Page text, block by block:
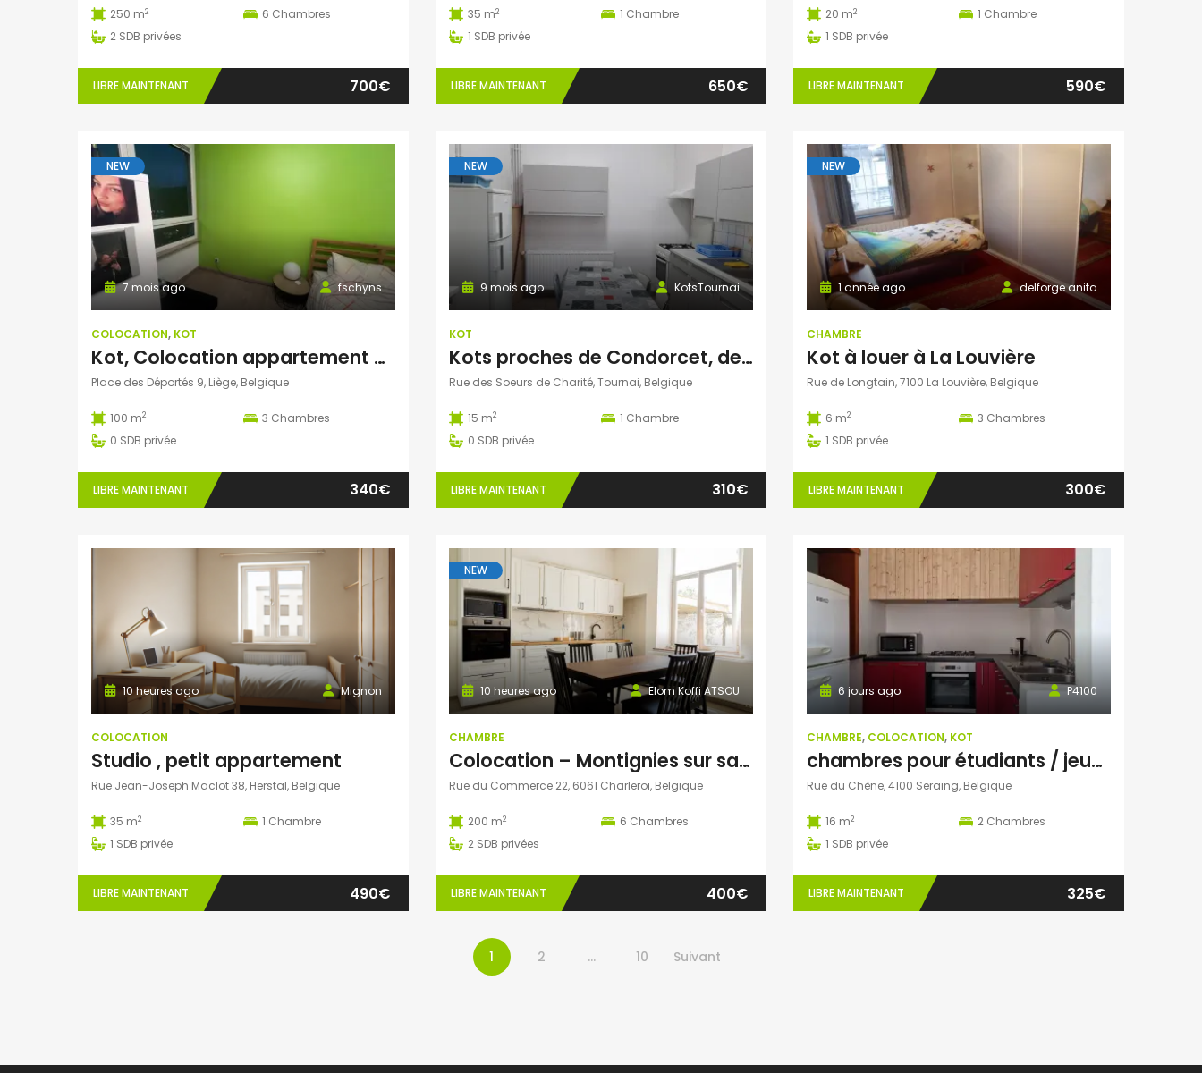
250 m2 6 Chambres
2 SDB privées
LIBRE MAINTENANT 700€
35 m2 1 Chambre
1 SDB privée
LIBRE MAINTENANT 650€
20 m2 1 Chambre
1 SDB privée
LIBRE MAINTENANT 590€
NEW
fschyns
7 mois ago
COLOCATION, KOT
Kot, Colocation appartement 3 chambres
Place des Déportés 9, Liège, Belgique
100 m2 3 Chambres
0 SDB privée
LIBRE MAINTENANT 340€
NEW
KotsTournai
9 mois ago
KOT
Kots proches de Condorcet, de l école d architecture et de la gare.
Rue des Soeurs de Charité, Tournai, Belgique
15 m2 1 Chambre
0 SDB privée
LIBRE MAINTENANT 310€
NEW
delforge anita
1 année ago
CHAMBRE
Kot à louer à La Louvière
Rue de Longtain, 7100 La Louvière, Belgique
6 m2 3 Chambres
1 SDB privée
LIBRE MAINTENANT 300€
Mignon
10 heures ago
COLOCATION
Studio , petit appartement
Rue Jean-Joseph Maclot 38, Herstal, Belgique
35 m2 1 Chambre
1 SDB privée
LIBRE MAINTENANT 490€
NEW
Elom Koffi ATSOU
10 heures ago
CHAMBRE
Colocation – Montignies sur sambre
Rue du Commerce 22, 6061 Charleroi, Belgique
200 m2 6 Chambres
2 SDB privées
LIBRE MAINTENANT 400€
P4100
6 jours ago
CHAMBRE, COLOCATION, KOT
chambres pour étudiants / jeunes actifs
Rue du Chêne, 4100 Seraing, Belgique
16 m2 2 Chambres
1 SDB privée
LIBRE MAINTENANT 325€
1 2 … 10 Suivant